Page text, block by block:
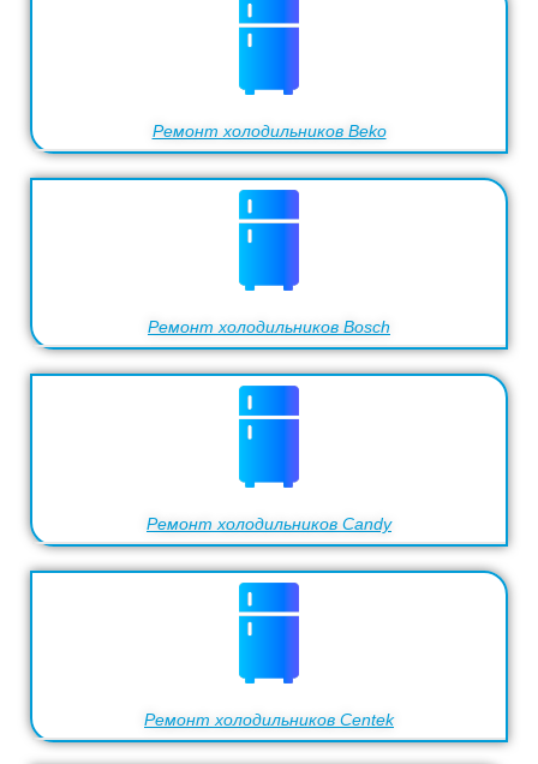
Ремонт холодильников Beko
Ремонт холодильников Bosch
Ремонт холодильников Candy
Ремонт холодильников Centek